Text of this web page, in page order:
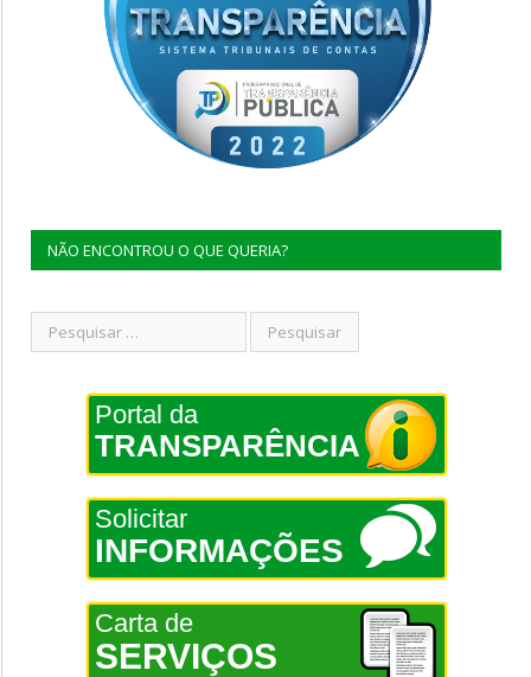
NÃO ENCONTROU O QUE QUERIA?
Portal da
TRANSPARÊNCIA
Solicitar
INFORMAÇÕES
Carta de
SERVIÇOS